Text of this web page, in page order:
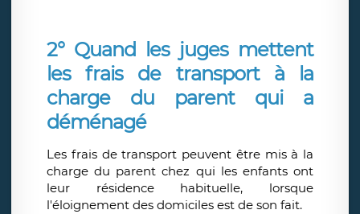
2° Quand les juges mettent
les frais de transport à la
charge du parent qui a
déménagé
Les frais de transport peuvent être mis à la
charge du parent chez qui les enfants ont
leur résidence habituelle, lorsque
l'éloignement des domiciles est de son fait.